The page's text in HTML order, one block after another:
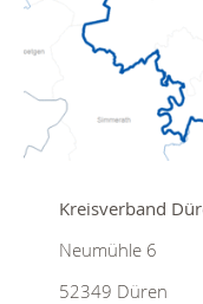
Kreisverband
Neumühle 6
52349 Düren